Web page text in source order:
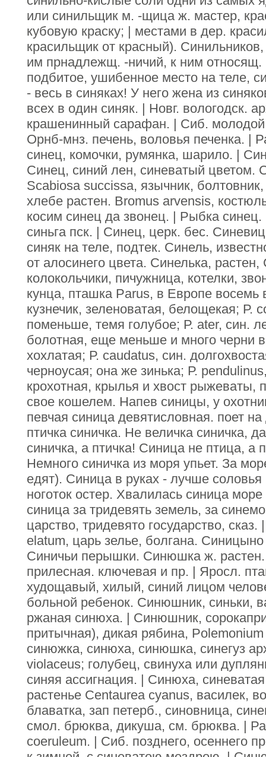
или синильщик м. -щица ж. мастер,
кубовую краску; | местами в дер.
красильщик от красный).
им прнадлежщ. -ничий, к ним относящ.
подбитое, ушибенное место на теле,
- весь в синяках! У него жена из
всех в один синяк. | Новг. вологодск.
крашенинный сарафан. | Сиб.
Орнб-мнз. печень, воловья печенка. |
синец, комочки, румянка, шарило. |
Синец, синий лен, синеватый цветом.
Scabiosa succissa, язычник,
хлебе растен. Bromus arvensis,
косим синец да звонец. | Рыбка
синьга пск. | Синец, церк. бес.
синяк на теле, подтек. Синель,
от алосинего цвета. Синелька,
колокольчики, пичужница, котелки,
кунца, пташка Parus, в Европе восемь
кузнечик, зеленоватая, белощекая; Р.
поменьше, темя голубое; Р. ater, син.
болотная, еще меньше и много черни
хохлатая; Р. caudatus, син.
черноусая; она же зинька; Р.
крохотная, крылья и хвост рыжеваты,
свое кошелем. Напев синицы, у
певчая синица девятисловная. поет
птичка синичка. Не величка синичка,
синичка, а птичка! Синица не птица,
Немного синичка из моря упьет. За
едят). Синица в руках - лучше
ноготок остер. Хвалилась синица
синица за тридевять земель, за
царство, тридевято государство,
elatum, царь зелье, болгана.
Синичьи перышки. Синюшка ж. растен.
прилесная. ключевая и пр. | Яросл.
худощавый, хилый, синий лицом
больной ребенок. Синюшник, синьки,
ржаная синюха. | Синюшник,
притычная), дикая рябина,
синюжка, синюха, синюшка, синегуз
violaceus; голубец, свинуха или
синяя ассигнация. | Синюха,
растенье Centaurea cyanus, василек,
блаватка, зап петерб., синовница,
смол. брюква, дикуша, см. брюква. |
coeruleum. | Сиб. позднего, осеннего